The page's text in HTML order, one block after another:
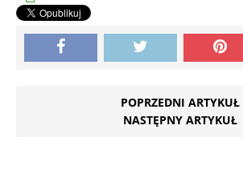
POPRZEDNI ARTYKUŁ
NASTĘPNY ARTYKUŁ